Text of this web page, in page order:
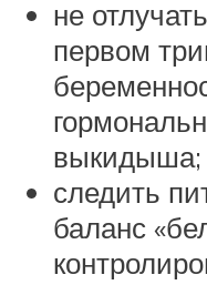
не
первом
выкидыша;
следить
баланс